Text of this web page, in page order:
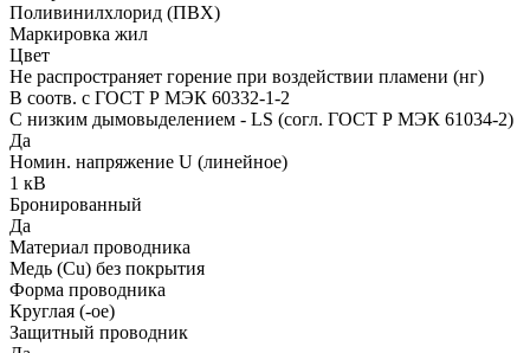
Поливинилхлорид (ПВХ)
Маркировка жил
Цвет
Не распространяет горение при воздействии пламени (нг)
В соотв. с ГОСТ Р МЭК 60332-1-2
С низким дымовыделением - LS (согл. ГОСТ Р МЭК 61034-2)
Да
Номин. напряжение U (линейное)
1 кВ
Бронированный
Да
Материал проводника
Медь (Cu) без покрытия
Форма проводника
Круглая (-ое)
Защитный проводник